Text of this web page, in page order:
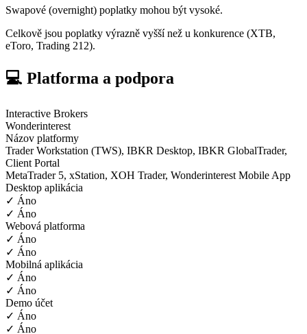
Swapové (overnight) poplatky mohou být vysoké.
Celkově jsou poplatky výrazně vyšší než u konkurence (XTB,
eToro, Trading 212).
💻 Platforma a podpora
Interactive Brokers
Wonderinterest
Názov platformy
Trader Workstation (TWS), IBKR Desktop, IBKR GlobalTrader,
Client Portal
MetaTrader 5, xStation, XOH Trader, Wonderinterest Mobile App
Desktop aplikácia
✓ Áno
✓ Áno
Webová platforma
✓ Áno
✓ Áno
Mobilná aplikácia
✓ Áno
✓ Áno
Demo účet
✓ Áno
✓ Áno